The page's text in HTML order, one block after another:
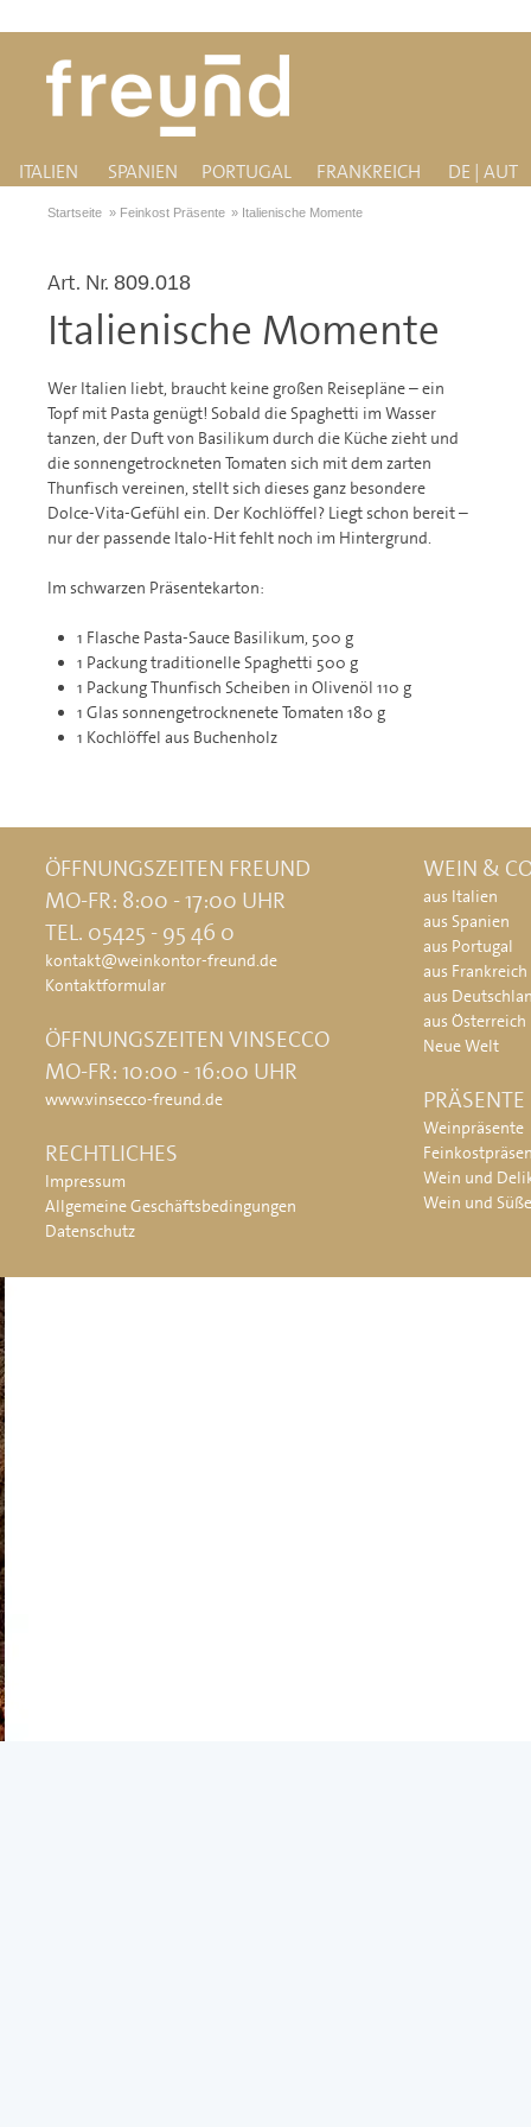
ITALIEN SPANIEN PORTUGAL FRANKREICH DE | AUT
Startseite » Feinkost Präsente » Italienische Momente
Art. Nr. 809.018
Italienische Momente
Wer Italien liebt, braucht keine großen Reisepläne – ein
Topf mit Pasta genügt! Sobald die Spaghetti im Wasser
tanzen, der Duft von Basilikum durch die Küche zieht und
die sonnengetrockneten Tomaten sich mit dem zarten
Thunfisch vereinen, stellt sich dieses ganz besondere
Dolce-Vita-Gefühl ein. Der Kochlöffel? Liegt schon bereit –
nur der passende Italo-Hit fehlt noch im Hintergrund.
Im schwarzen Präsentekarton:
1 Flasche Pasta-Sauce Basilikum, 500 g
1 Packung traditionelle Spaghetti 500 g
1 Packung Thunfisch Scheiben in Olivenöl 110 g
1 Glas sonnengetrocknenete Tomaten 180 g
1 Kochlöffel aus Buchenholz
ÖFFNUNGSZEITEN FREUND
MO-FR: 8:00 - 17:00 UHR
TEL. 05425 - 95 46 0
kontakt@weinkontor-freund.de
Kontaktformular
ÖFFNUNGSZEITEN VINSECCO
MO-FR: 10:00 - 16:00 UHR
www.vinsecco-freund.de
RECHTLICHES
Impressum
Allgemeine Geschäftsbedingungen
Datenschutz
WEIN &
aus Italien
aus Spanien
aus Portugal
aus Frankreich
aus
aus Österreich
Neue Welt
PRÄSENTE
Weinpräsente
Wein und
Wein und